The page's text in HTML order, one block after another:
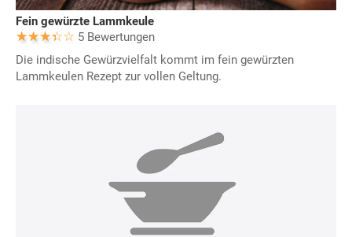
Fein gewürzte Lammkeule
5 Bewertungen
Die indische Gewürzvielfalt kommt im fein gewürzten
Lammkeulen Rezept zur vollen Geltung.